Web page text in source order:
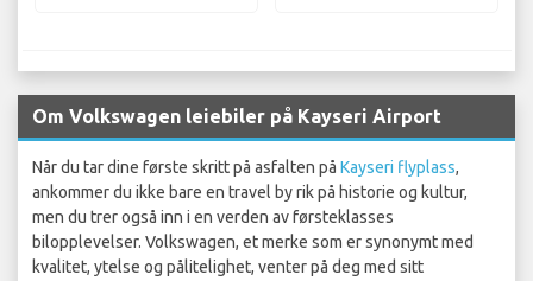
Om Volkswagen leiebiler på Kayseri Airport
Når du tar dine første skritt på asfalten på Kayseri flyplass,
ankommer du ikke bare en travel by rik på historie og kultur,
men du trer også inn i en verden av førsteklasses
bilopplevelser. Volkswagen, et merke som er synonymt med
kvalitet, ytelse og pålitelighet, venter på deg med sitt